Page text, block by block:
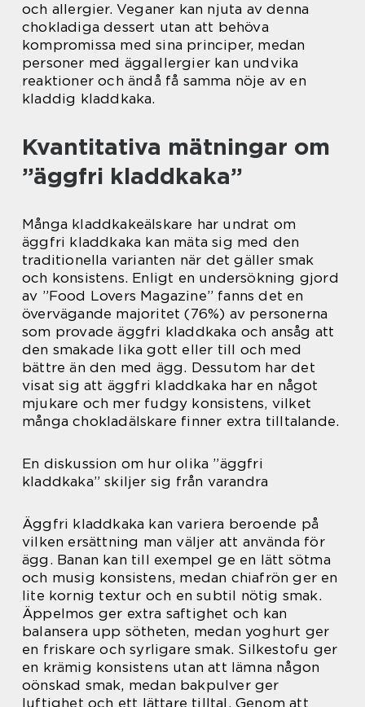
och allergier. Veganer kan njuta av denna
chokladiga dessert utan att behöva
kompromissa med sina principer, medan
personer med äggallergier kan undvika
reaktioner och ändå få samma nöje av en
kladdig kladdkaka.
Kvantitativa mätningar om
”äggfri kladdkaka”
Många kladdkakeälskare har undrat om
äggfri kladdkaka kan mäta sig med den
traditionella varianten när det gäller smak
och konsistens. Enligt en undersökning gjord
av ”Food Lovers Magazine” fanns det en
övervägande majoritet (76%) av personerna
som provade äggfri kladdkaka och ansåg att
den smakade lika gott eller till och med
bättre än den med ägg. Dessutom har det
visat sig att äggfri kladdkaka har en något
mjukare och mer fudgy konsistens, vilket
många chokladälskare finner extra tilltalande.
En diskussion om hur olika ”äggfri
kladdkaka” skiljer sig från varandra
Äggfri kladdkaka kan variera beroende på
vilken ersättning man väljer att använda för
ägg. Banan kan till exempel ge en lätt sötma
och musig konsistens, medan chiafrön ger en
lite kornig textur och en subtil nötig smak.
Äppelmos ger extra saftighet och kan
balansera upp sötheten, medan yoghurt ger
en friskare och syrligare smak. Silkestofu ger
en krämig konsistens utan att lämna någon
oönskad smak, medan bakpulver ger
luftighet och ett lättare tilltal. Genom att